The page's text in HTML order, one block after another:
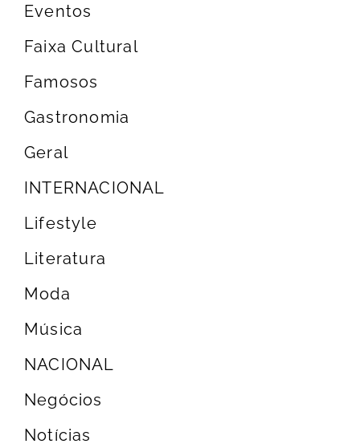
Eventos
Faixa Cultural
Famosos
Gastronomia
Geral
INTERNACIONAL
Lifestyle
Literatura
Moda
Música
NACIONAL
Negócios
Notícias